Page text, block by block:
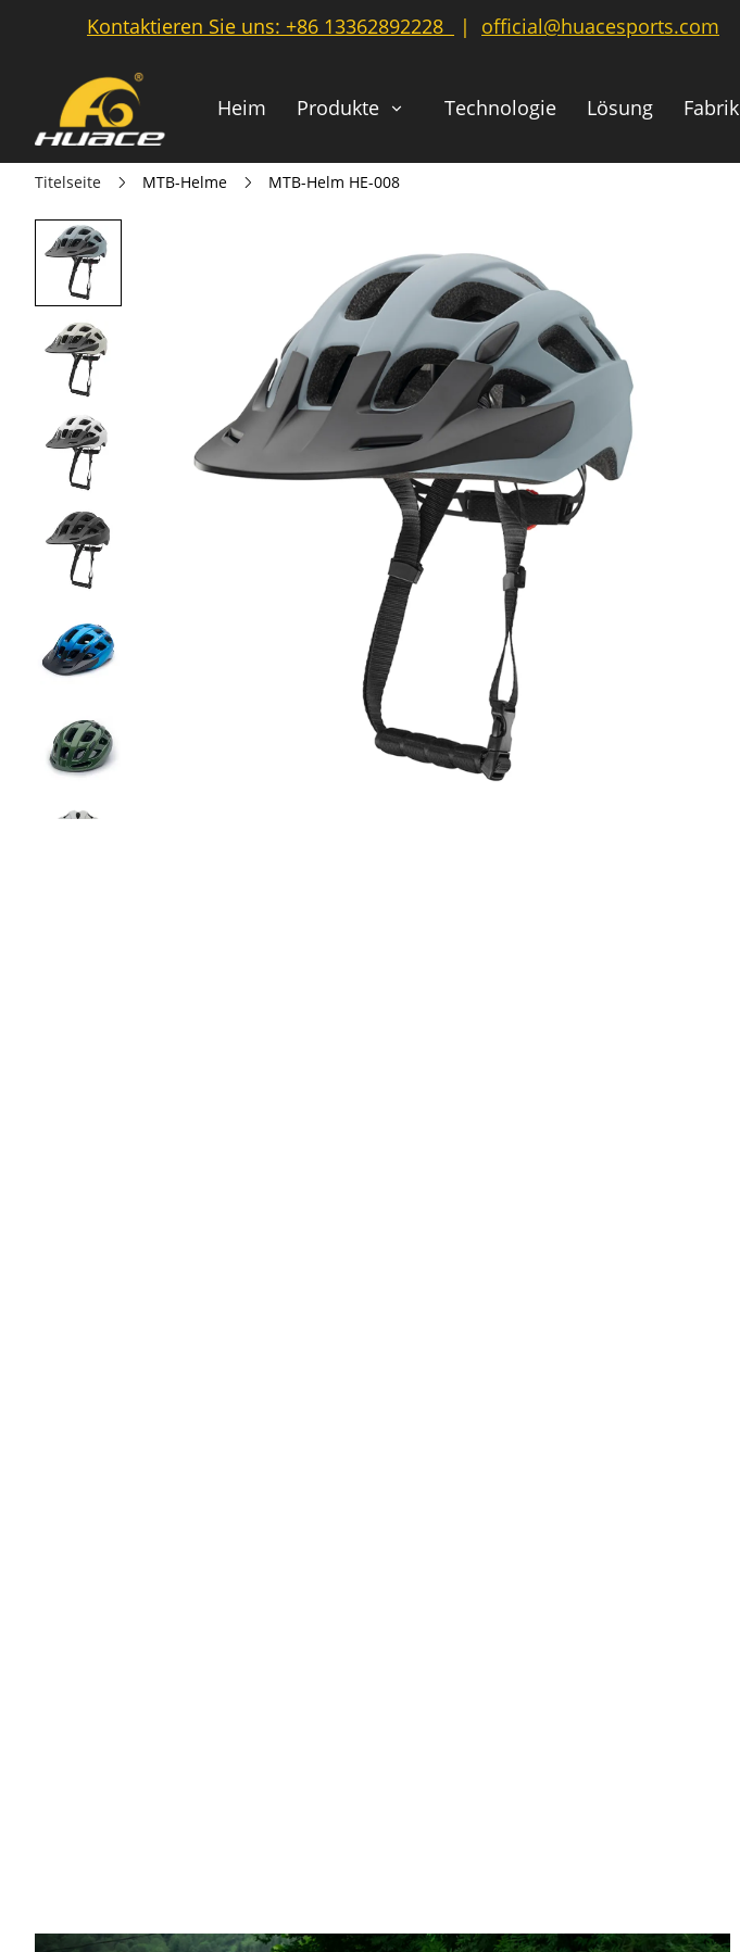
Kontaktieren Sie uns: +86 13362892228 | official@huacesports.com
Heim Produkte Technologie Lösung Fabrik
Titelseite MTB-Helme MTB-Helm HE-008